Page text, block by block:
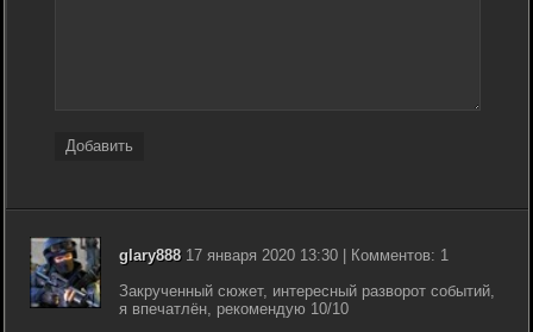
Добавить
glary88817 января 2020 13:30 | Комментов: 1
Закрученный сюжет, интересный разворот событий,
я впечатлён, рекомендую 10/10